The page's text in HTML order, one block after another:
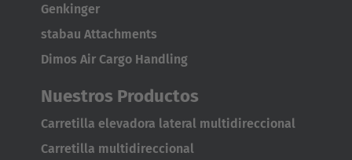
AMERICA
Brasil
United States
English
Genkinger
stabau Attachments
Dimos Air Cargo Handling
Nuestros Productos
Carretilla elevadora lateral multidireccional
Carretilla multidireccional